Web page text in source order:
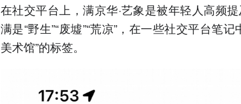
在社交平台上，满京华·艺象是被年轻人高频
满是“野生”“废墟”“荒凉”，在一些社交平台笔
美术馆”的标签。